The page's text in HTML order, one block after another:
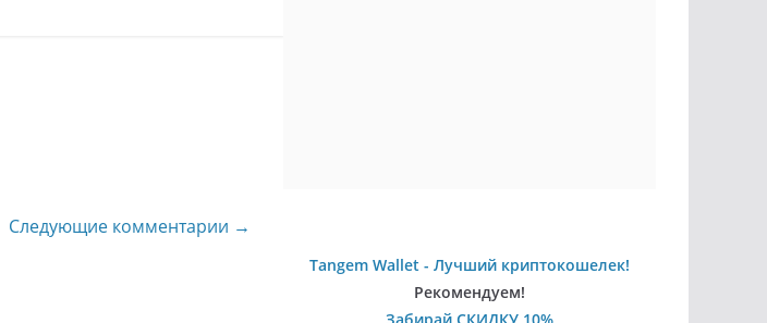
Следующие комментарии →
Tangem Wallet - Лучший криптокошелек!
Рекомендуем!